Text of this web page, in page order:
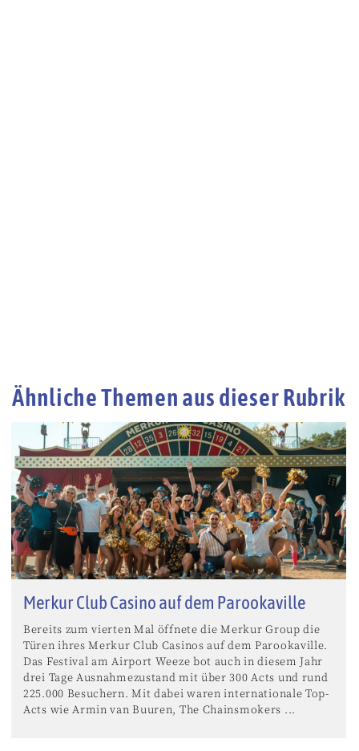
Ähnliche Themen aus dieser Rubrik
Merkur Club Casino auf dem Parookaville
Bereits zum vierten Mal öffnete die Merkur Group die
Türen ihres Merkur Club Casinos auf dem Parookaville.
Das Festival am Airport Weeze bot auch in diesem Jahr
drei Tage Ausnahmezustand mit über 300 Acts und rund
225.000 Besuchern. Mit dabei waren internationale Top-
Acts wie Armin van Buuren, The Chainsmokers ...